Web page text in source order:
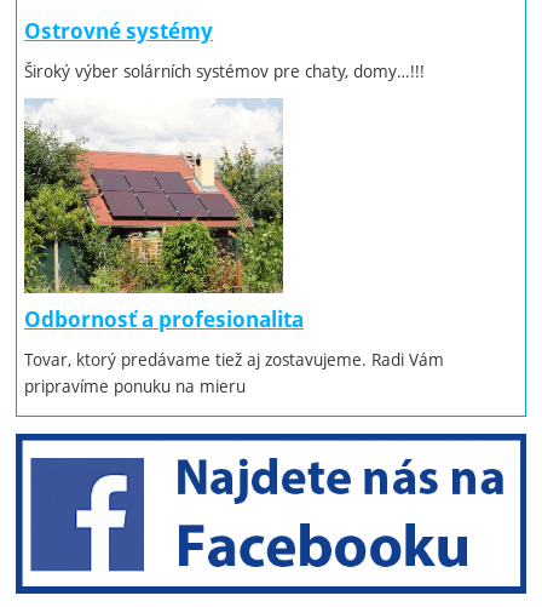
Ostrovné systémy
Široký výber solárních systémov pre chaty, domy…!!!
Odbornosť a profesionalita
Tovar, ktorý predávame tiež aj zostavujeme. Radi Vám
pripravíme ponuku na mieru